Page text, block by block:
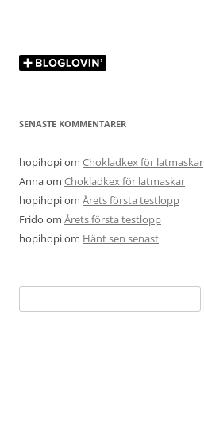
SENASTE KOMMENTARER
hopihopiom Chokladkex för latmaskar
Annaom Chokladkex för latmaskar
hopihopiom Årets första testlopp
Frido om Årets första testlopp
hopihopiom Hänt sen senast
efter: